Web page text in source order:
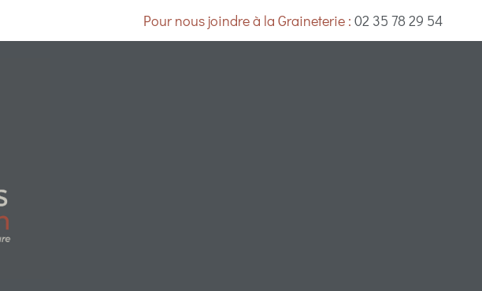
Pour nous joindre à la Graineterie : 02 35 78 29 54